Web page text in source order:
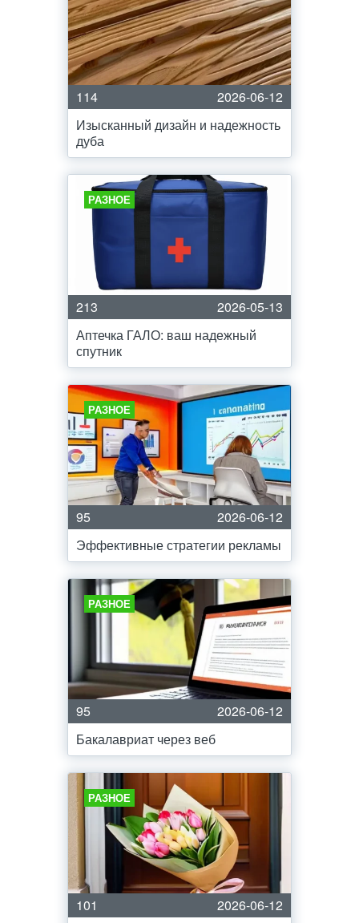
114
2026-06-12
Изысканный дизайн и надежность
дуба
РАЗНОЕ
213
2026-05-13
Аптечка ГАЛО: ваш надежный
спутник
РАЗНОЕ
95
2026-06-12
Эффективные стратегии рекламы
РАЗНОЕ
95
2026-06-12
Бакалавриат через веб
РАЗНОЕ
101
2026-06-12